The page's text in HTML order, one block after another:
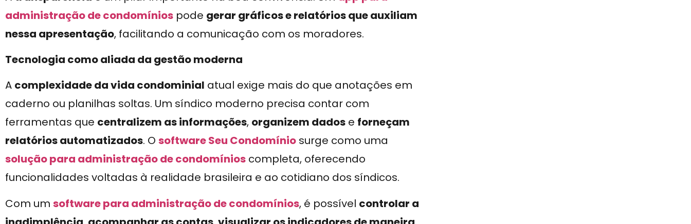
administração de condomínios pode gerar gráficos e relatórios que auxiliam
nessa apresentação, facilitando a comunicação com os moradores.
Tecnologia como aliada da gestão moderna
A complexidade da vida condominial atual exige mais do que anotações em
caderno ou planilhas soltas. Um síndico moderno precisa contar com
ferramentas que centralizem as informações, organizem dados e forneçam
relatórios automatizados. O software Seu Condomínio surge como uma
solução para administração de condomínios completa, oferecendo
funcionalidades voltadas à realidade brasileira e ao cotidiano dos síndicos.
Com um software para administração de condomínios, é possível controlar a